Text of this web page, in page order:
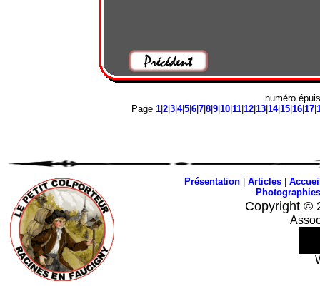
numéro
Page 1| 2| 3| 4|5| 6| 7| 8| 9| 10| 11| 12| 13| 14|15| 16| 17|
Présentation| Articles|
Photographies
Copyright ©